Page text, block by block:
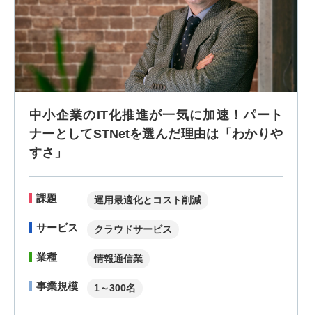
中小企業のIT化推進が一気に加速！パート
ナーとしてSTNetを選んだ理由は「わかりや
すさ」
課題 運用最適化とコスト削減
サービス クラウドサービス
業種 情報通信業
事業規模 1～300名